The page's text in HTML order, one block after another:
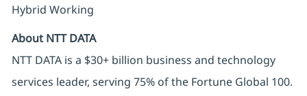
Hybrid Working
About NTT DATA
NTT DATA is a $30+ billion business and technology
services leader, serving 75% of the Fortune Global 100.